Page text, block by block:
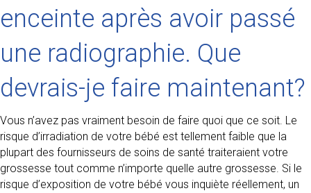
enceinte après avoir passé
une radiographie. Que
devrais-je faire maintenant?
Vous n’avez pas vraiment besoin de faire quoi que ce soit. Le
risque d’irradiation de votre bébé est tellement faible que la
plupart des fournisseurs de soins de santé traiteraient votre
grossesse tout comme n’importe quelle autre grossesse. Si le
risque d’exposition de votre bébé vous inquiète réellement, un